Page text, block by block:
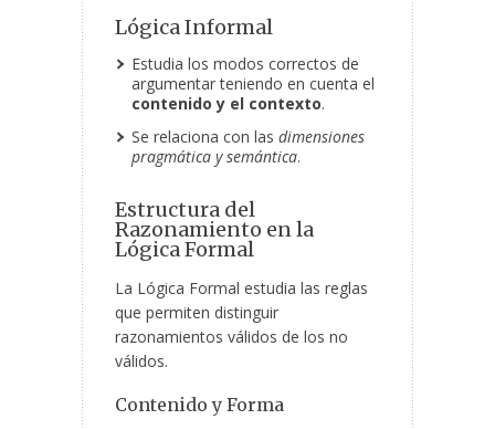
Lógica Informal
Estudia los modos correctos de
argumentar teniendo en cuenta el
contenido y el contexto.
Se relaciona con las dimensiones
pragmática y semántica.
Estructura del
Razonamiento en la
Lógica Formal
La Lógica Formal estudia las reglas
que permiten distinguir
razonamientos válidos de los no
válidos.
Contenido y Forma